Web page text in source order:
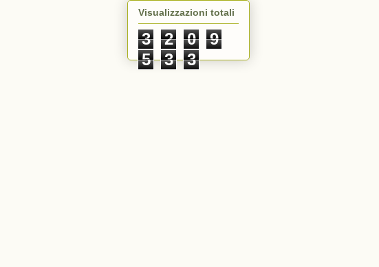
Visualizzazioni totali
3 2 0
9
5
3 3